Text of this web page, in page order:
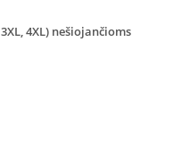
4XL) nešiojančioms